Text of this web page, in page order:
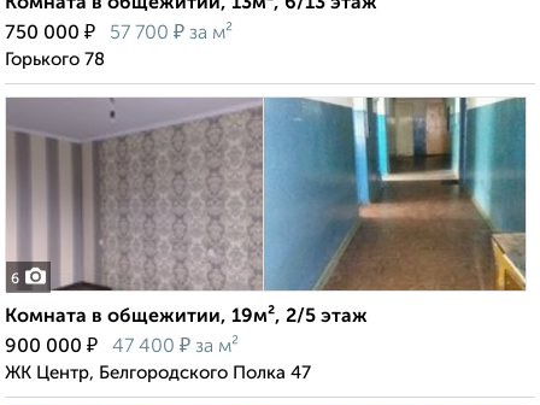
Комната в общежитии, 13м², 6/13 этаж
750 000 ₽ 57 700 ₽ за м²
Горького 78
6
Комната в общежитии, 19м², 2/5 этаж
900 000 ₽ 47 400 ₽ за м²
ЖК Центр, Белгородского Полка 47